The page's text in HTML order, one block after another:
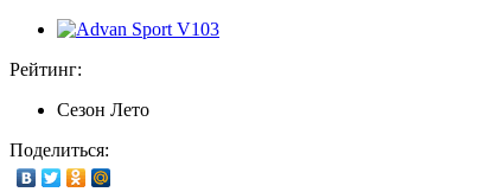
Рейтинг:
Сезон Лето
Поделиться: